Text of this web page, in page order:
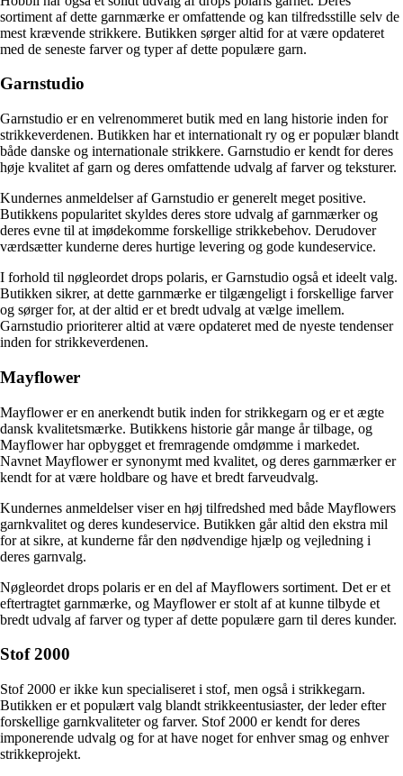
sortiment af dette garnmærke er omfattende og kan tilfredsstille selv de
mest krævende strikkere. Butikken sørger altid for at være opdateret
med de seneste farver og typer af dette populære garn.
Garnstudio
Garnstudio er en velrenommeret butik med en lang historie inden for
strikkeverdenen. Butikken har et internationalt ry og er populær blandt
både danske og internationale strikkere. Garnstudio er kendt for deres
høje kvalitet af garn og deres omfattende udvalg af farver og teksturer.
Kundernes anmeldelser af Garnstudio er generelt meget positive.
Butikkens popularitet skyldes deres store udvalg af garnmærker og
deres evne til at imødekomme forskellige strikkebehov. Derudover
værdsætter kunderne deres hurtige levering og gode kundeservice.
I forhold til nøgleordet drops polaris, er Garnstudio også et ideelt valg.
Butikken sikrer, at dette garnmærke er tilgængeligt i forskellige farver
og sørger for, at der altid er et bredt udvalg at vælge imellem.
Garnstudio prioriterer altid at være opdateret med de nyeste tendenser
inden for strikkeverdenen.
Mayflower
Mayflower er en anerkendt butik inden for strikkegarn og er et ægte
dansk kvalitetsmærke. Butikkens historie går mange år tilbage, og
Mayflower har opbygget et fremragende omdømme i markedet.
Navnet Mayflower er synonymt med kvalitet, og deres garnmærker er
kendt for at være holdbare og have et bredt farveudvalg.
Kundernes anmeldelser viser en høj tilfredshed med både Mayflowers
garnkvalitet og deres kundeservice. Butikken går altid den ekstra mil
for at sikre, at kunderne får den nødvendige hjælp og vejledning i
deres garnvalg.
Nøgleordet drops polaris er en del af Mayflowers sortiment. Det er et
eftertragtet garnmærke, og Mayflower er stolt af at kunne tilbyde et
bredt udvalg af farver og typer af dette populære garn til deres kunder.
Stof 2000
Stof 2000 er ikke kun specialiseret i stof, men også i strikkegarn.
Butikken er et populært valg blandt strikkeentusiaster, der leder efter
forskellige garnkvaliteter og farver. Stof 2000 er kendt for deres
imponerende udvalg og for at have noget for enhver smag og enhver
strikkeprojekt.